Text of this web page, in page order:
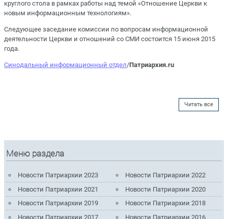
круглого стола в рамках работы над темой «Отношение Церкви к
новым информационным технологиям».
Следующее заседание комиссии по вопросам информационной
деятельности Церкви и отношений со СМИ состоится 15 июня 2015
года.
Синодальный информационный отдел/Патриархия.ru
Читать все
Меню раздела
Новости Патриархии 2023
Новости Патриархии 2022
Новости Патриархии 2021
Новости Патриархии 2020
Новости Патриархии 2019
Новости Патриархии 2018
Новости Патриархии 2017
Новости Патриархии 2016